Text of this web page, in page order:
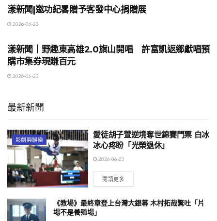
漾新聞|邀功紀畧贈予客發中心捐贈展
2026-06-23
漾新聞｜野趣東高雄2.0旗山開唱 許富凱返鄉獻唱預
購市集券現賺百元
2026-06-23
最新新聞
影劇與娛樂
愛徒胡子萱逆境奪世錦賽門票 白冰
冰心疼盼「光榮退休」
2026-06-23
閱讀更多
《教場》最終章登上台灣大銀幕 木村拓哉驚吐「片
場不是養殖場」